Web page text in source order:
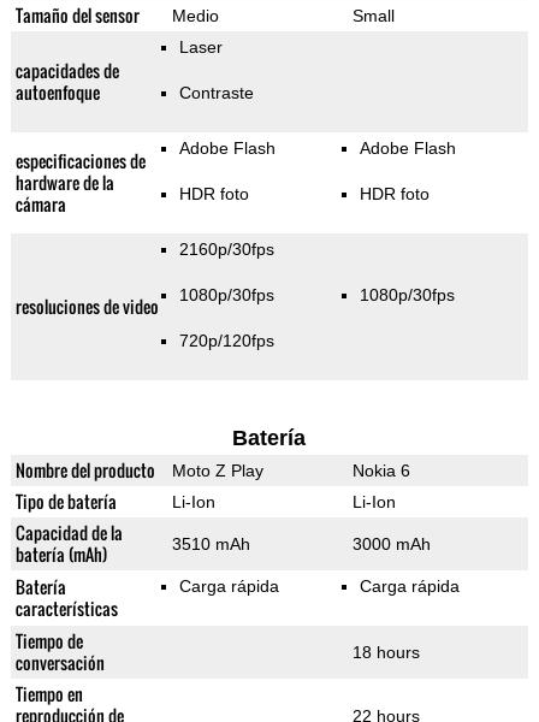
Tamaño del sensor Medio Small
capacidades de
autoenfoque
Laser
Contraste
especificaciones de
hardware de la
cámara
Adobe Flash
HDR foto
Adobe Flash
HDR foto
resoluciones de video
2160p/30fps
1080p/30fps
720p/120fps
1080p/30fps
Batería
Nombre del producto Moto Z Play Nokia 6
Tipo de batería Li-Ion Li-Ion
Capacidad de la
batería (mAh)
3510 mAh 3000 mAh
Batería
características
Carga rápida Carga rápida
Tiempo de
conversación
18 hours
Tiempo en
reproducción de
22 hours